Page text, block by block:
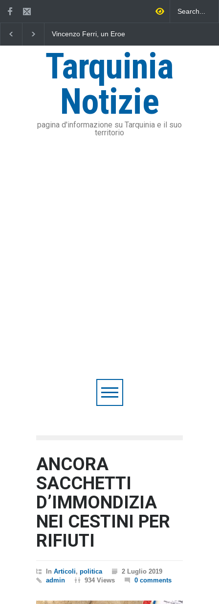
Vincenzo Ferri, un Eroe
Fratelli d'Italia critica
dell'addizionale IRPEF: "una
stangata per i cittadini"
Tarquinia
Notizie
pagina d'informazione su Tarquinia e il suo
territorio
ANCORA
SACCHETTI
D’IMMONDIZIA
NEI CESTINI PER
RIFIUTI
In Articoli, politica
2 Luglio 2019
admin
934 Views 0 comments